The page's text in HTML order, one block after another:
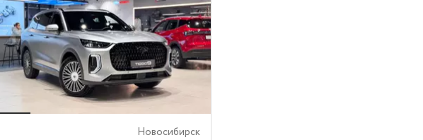
Новосибирск